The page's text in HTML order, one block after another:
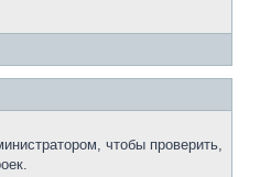
чтобы проверить,